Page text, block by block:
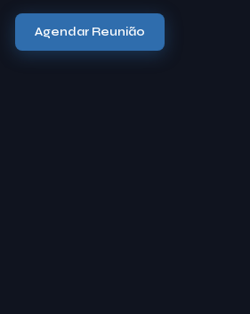
Agendar Reunião